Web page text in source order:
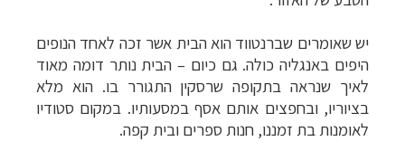
יש שאומרים שברנטווד הוא הבית אשר זכה לאחד הנופים
היפים באנגליה כולה. גם כיום – הבית נותר דומה מאוד
לאיך שנראה בתקופה שרסקין התגורר בו. הוא מלא
בציוריו, ובחפצים אותם אסף במסעותיו. במקום סטודיו
לאומנות בת זמננו, חנות ספרים ובית קפה.